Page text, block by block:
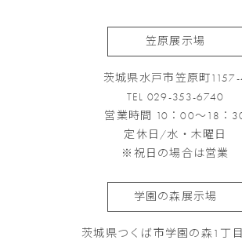
笠原展示場
茨城県水戸市笠原町1157-
TEL 029-353-6740
営業時間 10：00～18：
定休日/水・木曜日
※祝日の場合は営業
学園の森展示場
茨城県つくば市学園の森1丁